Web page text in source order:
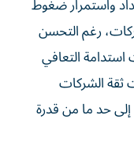
رغم التحسن
التعافي
ثقة الشركات
حد ما من قدرة